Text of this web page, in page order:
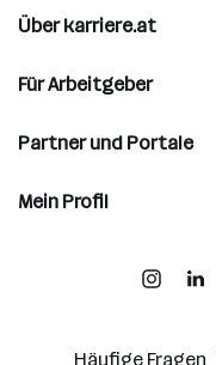
Über karriere.at
Für Arbeitgeber
Partner und Portale
Mein Profil
Häufige Fragen